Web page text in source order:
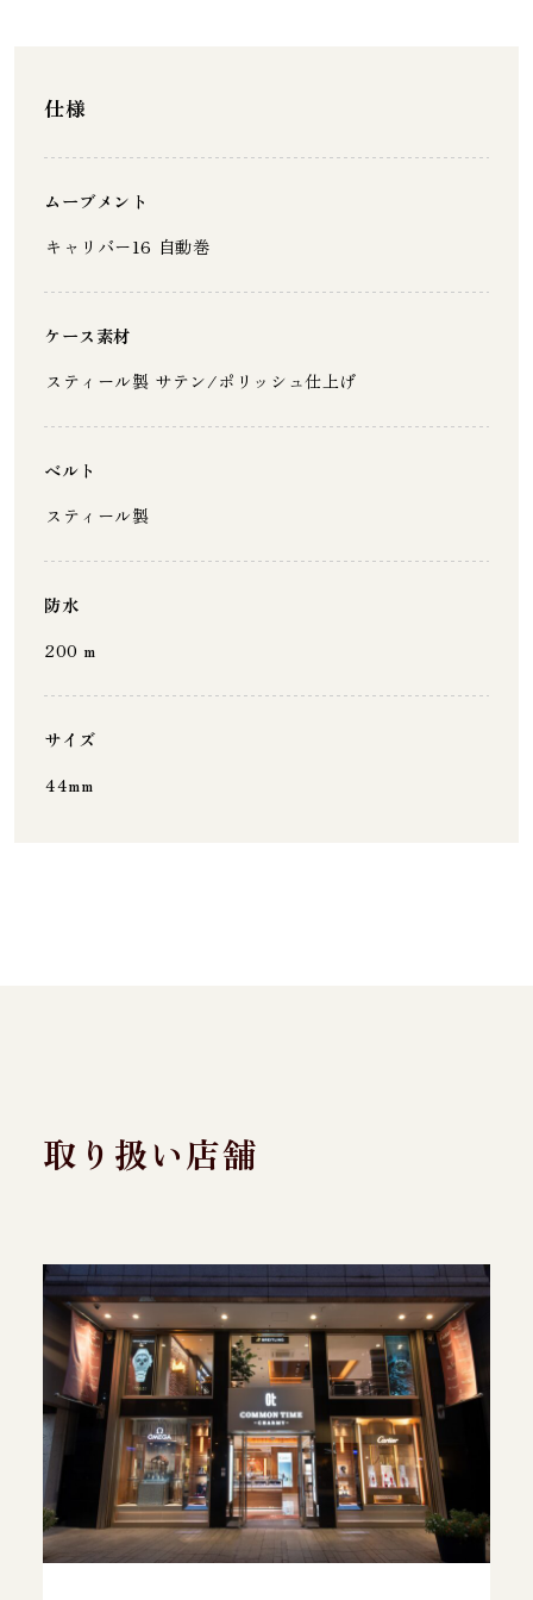
仕様
ムーブメント
キャリバー16 自動巻
ケース素材
スティール製 サテン/ポリッシュ仕上げ
ベルト
スティール製
防水
200 m
サイズ
44mm
取り扱い店舗